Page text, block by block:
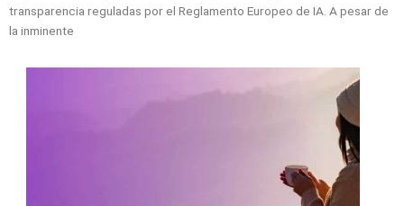
transparencia reguladas por el Reglamento Europeo de IA. A pesar de
la inminente